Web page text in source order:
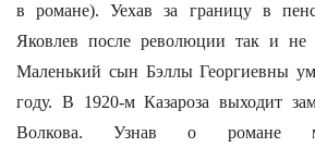
в романе). Уехав за границу в
Яковлев после революции так и не
Маленький сын Бэллы Георгиевны
году. В 1920-м Казароза выходит
Волкова. Узнав о романе